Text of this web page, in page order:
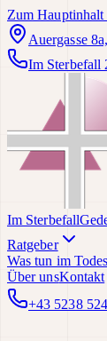
Zum Hauptinhalt
Auergasse
Im Sterbefall
Im Sterbefall
Ratgeber
Was tun im
Über unsKontakt
+43 5238